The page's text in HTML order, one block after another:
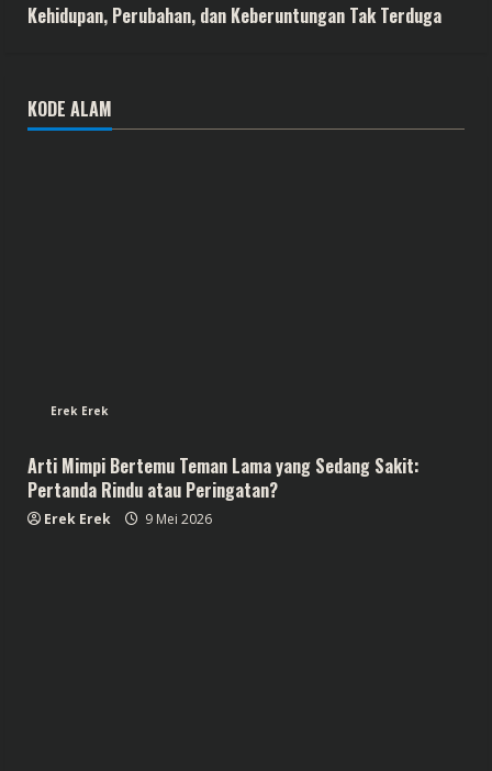
Kehidupan, Perubahan, dan Keberuntungan Tak Terduga
KODE ALAM
Erek Erek
Arti Mimpi Bertemu Teman Lama yang Sedang Sakit:
Pertanda Rindu atau Peringatan?
Erek Erek 9 Mei 2026